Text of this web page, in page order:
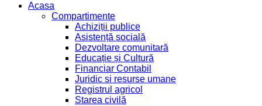
Acasa
Compartimente
Achiziții publice
Asistență socială
Dezvoltare comunitară
Educație și Cultură
Financiar Contabil
Juridic si resurse umane
Registrul agricol
Starea civilă